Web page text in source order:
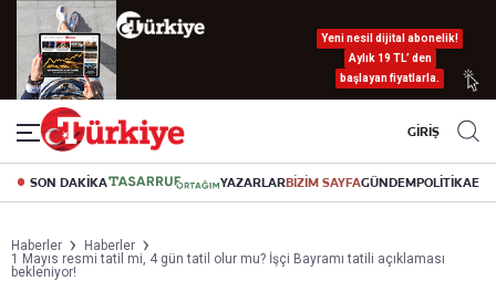
Yeni nesil dijital abonelik!
Aylık 19 TL’ den
başlayan fiyatlarla.
GİRİŞ
SON DAKİKA YAZARLARBİZİM SAYFAGÜNDEMPOLİTİKA
Haberler
Haberler
1 Mayıs resmi tatil mi, 4 gün tatil olur mu? İşçi Bayramı tatili açıklaması
bekleniyor!